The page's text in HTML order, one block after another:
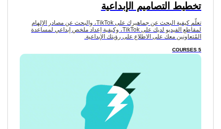
تخطيط التصاميم الإبداعية
تعلّم كيفية البحث عن جماهيرك على TikTok، والبحث عن مصادر الإلهام
لمقاطع الفيديو لديك على TikTok، وكيفية إعداد ملخص إبداعي لمساعدة
المُتعاونين معك على الاطلاع على رؤيتك الإبداعية.